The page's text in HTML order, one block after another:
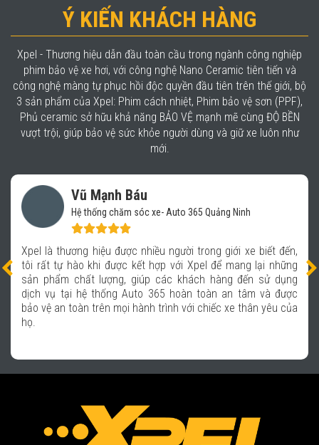
Ý KIẾN KHÁCH HÀNG
Xpel - Thương hiệu dẫn đầu toàn cầu trong ngành công nghiệp
phim bảo vệ xe hơi, với công nghệ Nano Ceramic tiên tiến và
công nghệ màng tự phục hồi độc quyền đầu tiên trên thế giới, bộ
3 sản phẩm của Xpel: Phim cách nhiệt, Phim bảo vệ sơn (PPF),
Phủ ceramic sở hữu khả năng BẢO VỆ mạnh mẽ cùng ĐỘ BỀN
vượt trội, giúp bảo vệ sức khỏe người dùng và giữ xe luôn như
mới.
Vũ Mạnh Báu
Hệ thống chăm sóc xe- Auto 365 Quảng Ninh
Xpel là thương hiệu được nhiều người trong giới xe biết đến,
tôi rất tự hào khi được kết hợp với Xpel để mang lại những
sản phẩm chất lượng, giúp các khách hàng đến sử dụng
dịch vụ tại hệ thống Auto 365 hoàn toàn an tâm và được
bảo vệ an toàn trên mọi hành trình với chiếc xe thân yêu của
họ.